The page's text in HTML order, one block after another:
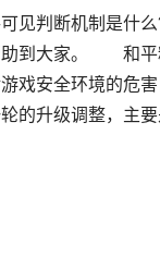
见判断机制是什
助到大家。 和
戏安全环境的
的升级调整，主